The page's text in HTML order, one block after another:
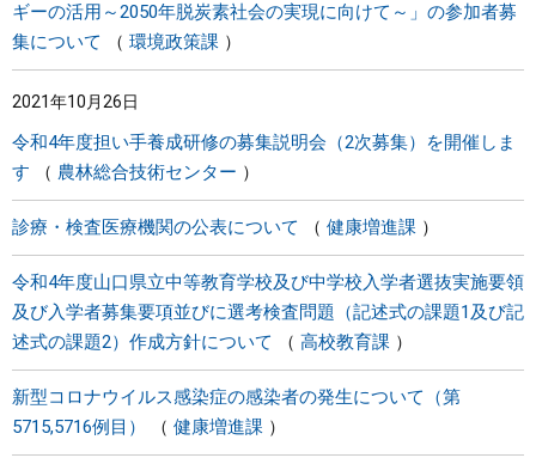
ギーの活用～2050年脱炭素社会の実現に向けて～」の参加者募
集について
環境政策課
2021年10月26日
令和4年度担い手養成研修の募集説明会（2次募集）を開催しま
す
農林総合技術センター
診療・検査医療機関の公表について 健康増進課
令和4年度山口県立中等教育学校及び中学校入学者選抜実施要領
及び入学者募集要項並びに選考検査問題（記述式の課題1及び記
述式の課題2）作成方針について
高校教育課
新型コロナウイルス感染症の感染者の発生について（第
5715,5716例目）
健康増進課